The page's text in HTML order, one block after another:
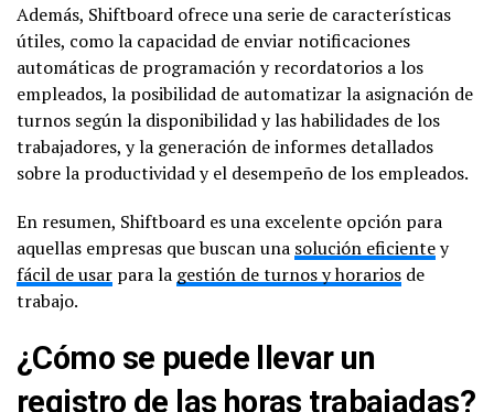
Además, Shiftboard ofrece una serie de características
útiles, como la capacidad de enviar notificaciones
automáticas de programación y recordatorios a los
empleados, la posibilidad de automatizar la asignación de
turnos según la disponibilidad y las habilidades de los
trabajadores, y la generación de informes detallados
sobre la productividad y el desempeño de los empleados.
En resumen, Shiftboard es una excelente opción para
aquellas empresas que buscan una solución eficientey
fácil de usar para la gestión de turnos y horarios de
trabajo.
¿Cómo se puede llevar un
registro de las horas trabajadas?